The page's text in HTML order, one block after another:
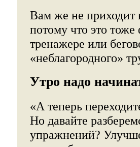
Вам же не приходит
потому что это
тренажере или
«неблагородного»
Утро надо
«А теперь
Но давайте
упражнений?